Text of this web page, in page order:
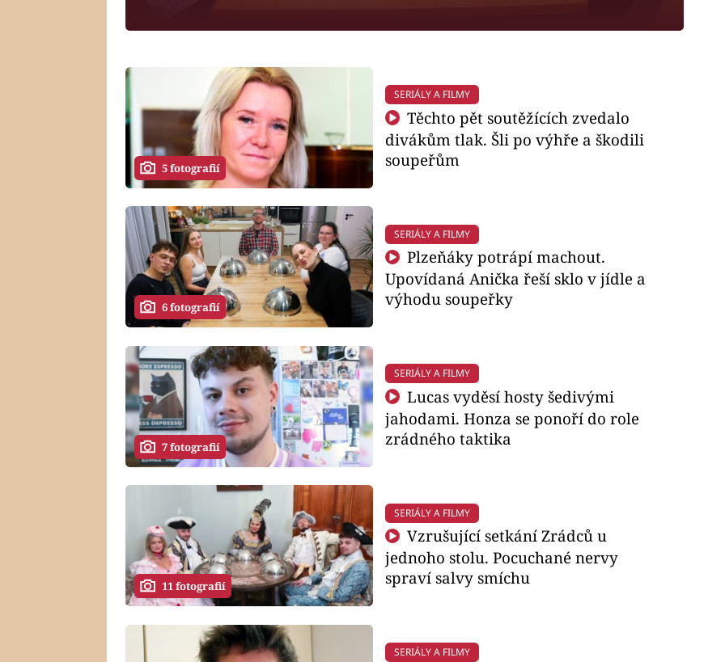
5 fotografií
SERIÁLY A FILMY
Těchto pět soutěžících zvedalo
divákům tlak. Šli po výhře a škodili
soupeřům
6 fotografií
SERIÁLY A FILMY
Plzeňáky potrápí machout.
Upovídaná Anička řeší sklo v jídle a
výhodu soupeřky
7 fotografií
SERIÁLY A FILMY
Lucas vyděsí hosty šedivými
jahodami. Honza se ponoří do role
zrádného taktika
11 fotografií
SERIÁLY A FILMY
Vzrušující setkání Zrádců u
jednoho stolu. Pocuchané nervy
spraví salvy smíchu
SERIÁLY A FILMY